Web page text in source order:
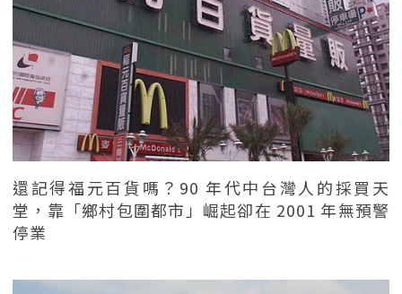
還記得福元百貨嗎？90 年代中台灣人的採買天
堂，靠「鄉村包圍都市」崛起卻在 2001 年無預警
停業